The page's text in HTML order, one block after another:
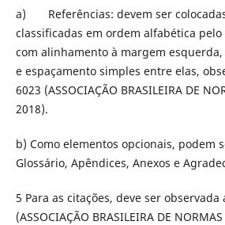
a) Referências: devem ser
classificadas em ordem alfabética
com alinhamento à margem
e espaçamento simples entre elas,
6023 (ASSOCIAÇÃO BRASILEIRA DE
2018).
b) Como elementos opcionais, podem
Glossário, Apêndices, Anexos e
5 Para as citações, deve ser observada
(ASSOCIAÇÃO BRASILEIRA DE